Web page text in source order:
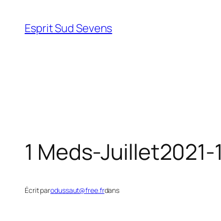
Esprit Sud Sevens
1 Meds-Juillet2021-
Écrit parodussaut@free.frdans